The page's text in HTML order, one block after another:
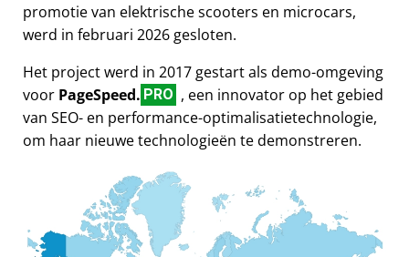
promotie van elektrische scooters en microcars,
werd in februari 2026 gesloten.
Het project werd in 2017 gestart als demo-omgeving
voor PageSpeed. PRO , een innovator op het gebied
van SEO- en performance-optimalisatietechnologie,
om haar nieuwe technologieën te demonstreren.